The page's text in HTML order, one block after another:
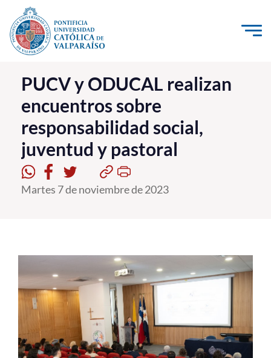
Click acá para ir directamente al contenido
La Universidad
Investigación, Creación e Innovación
PUCV Internacional
Vinculación con el Medio
Admisión
Estudiantes
Académicos
Funcionarios
PUCV y ODUCAL realizan
encuentros sobre
responsabilidad social,
juventud y pastoral
Martes 7 de noviembre de 2023